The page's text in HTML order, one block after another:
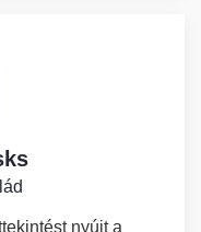
nyújt a